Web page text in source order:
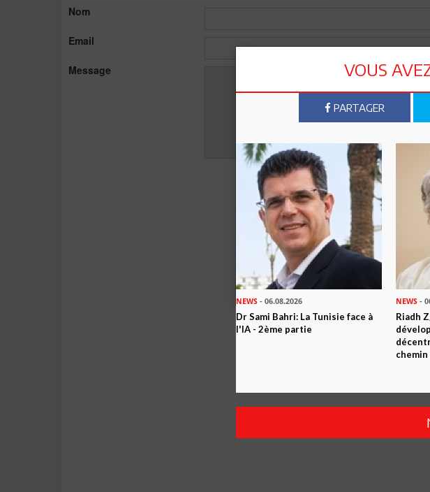
Nom
Email
Message VOUS
PARTAGER
NEWS - 06.08.2026
Dr Sami Bahri: La Tunisie face à
l'IA - 2ème partie
NEWS -
Riadh